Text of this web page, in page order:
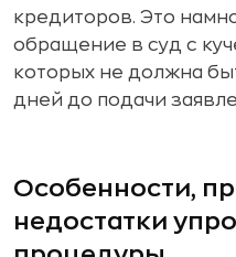
кредиторов. Это
обращение в суд с
которых не должна
дней до подачи
Особенности,
недостатки